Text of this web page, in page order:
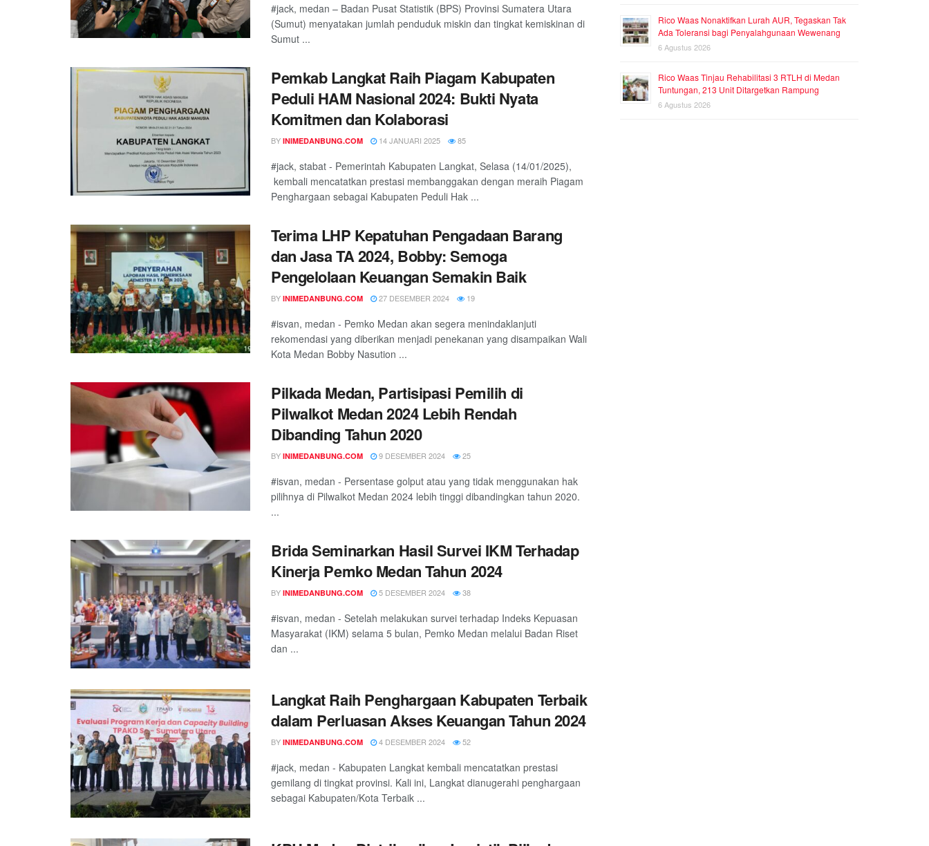
#jack, medan – Badan Pusat Statistik (BPS) Provinsi Sumatera Utara
(Sumut) menyatakan jumlah penduduk miskin dan tingkat kemiskinan di
Sumut ...
Pemkab Langkat Raih Piagam Kabupaten
Peduli HAM Nasional 2024: Bukti Nyata
Komitmen dan Kolaborasi
BY INIMEDANBUNG.COM 14 JANUARI 2025 85
#jack, stabat - Pemerintah Kabupaten Langkat, Selasa (14/01/2025),
kembali mencatatkan prestasi membanggakan dengan meraih Piagam
Penghargaan sebagai Kabupaten Peduli Hak ...
Terima LHP Kepatuhan Pengadaan Barang
dan Jasa TA 2024, Bobby: Semoga
Pengelolaan Keuangan Semakin Baik
BY INIMEDANBUNG.COM 27 DESEMBER 2024 19
#isvan, medan - Pemko Medan akan segera menindaklanjuti
rekomendasi yang diberikan menjadi penekanan yang disampaikan Wali
Kota Medan Bobby Nasution ...
Pilkada Medan, Partisipasi Pemilih di
Pilwalkot Medan 2024 Lebih Rendah
Dibanding Tahun 2020
BY INIMEDANBUNG.COM 9 DESEMBER 2024 25
#isvan, medan - Persentase golput atau yang tidak menggunakan hak
pilihnya di Pilwalkot Medan 2024 lebih tinggi dibandingkan tahun 2020.
...
Brida Seminarkan Hasil Survei IKM Terhadap
Kinerja Pemko Medan Tahun 2024
BY INIMEDANBUNG.COM 5 DESEMBER 2024 38
#isvan, medan - Setelah melakukan survei terhadap Indeks Kepuasan
Masyarakat (IKM) selama 5 bulan, Pemko Medan melalui Badan Riset
dan ...
Langkat Raih Penghargaan Kabupaten Terbaik
dalam Perluasan Akses Keuangan Tahun 2024
BY INIMEDANBUNG.COM 4 DESEMBER 2024 52
#jack, medan - Kabupaten Langkat kembali mencatatkan prestasi
gemilang di tingkat provinsi. Kali ini, Langkat dianugerahi penghargaan
sebagai Kabupaten/Kota Terbaik ...
Rico Waas Nonaktifkan Lurah AUR, Tegaskan Tak
Ada Toleransi bagi Penyalahgunaan Wewenang
6 Agustus 2026
Rico Waas Tinjau Rehabilitasi 3 RTLH di Medan
Tuntungan, 213 Unit Ditargetkan Rampung
6 Agustus 2026